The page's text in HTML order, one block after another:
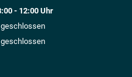
Von 14:00 bis 18:00 Uhr
- 12:00Uhr
Von 08:00 bis 12:00 Uhr
geschlossen
geschlossen